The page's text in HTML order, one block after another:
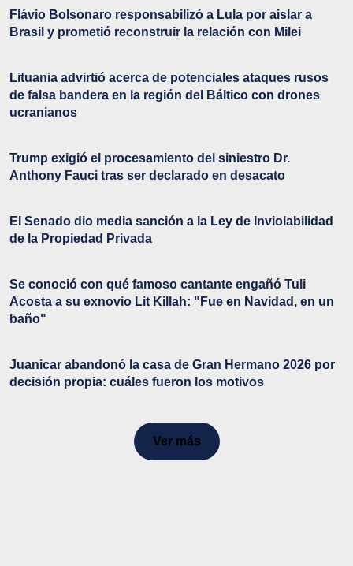
Flávio Bolsonaro responsabilizó a Lula por aislar a
Brasil y prometió reconstruir la relación con Milei
Lituania advirtió acerca de potenciales ataques rusos
de falsa bandera en la región del Báltico con drones
ucranianos
Trump exigió el procesamiento del siniestro Dr.
Anthony Fauci tras ser declarado en desacato
El Senado dio media sanción a la Ley de Inviolabilidad
de la Propiedad Privada
Se conoció con qué famoso cantante engañó Tuli
Acosta a su exnovio Lit Killah: "Fue en Navidad, en un
baño"
Juanicar abandonó la casa de Gran Hermano 2026 por
decisión propia: cuáles fueron los motivos
Ver más